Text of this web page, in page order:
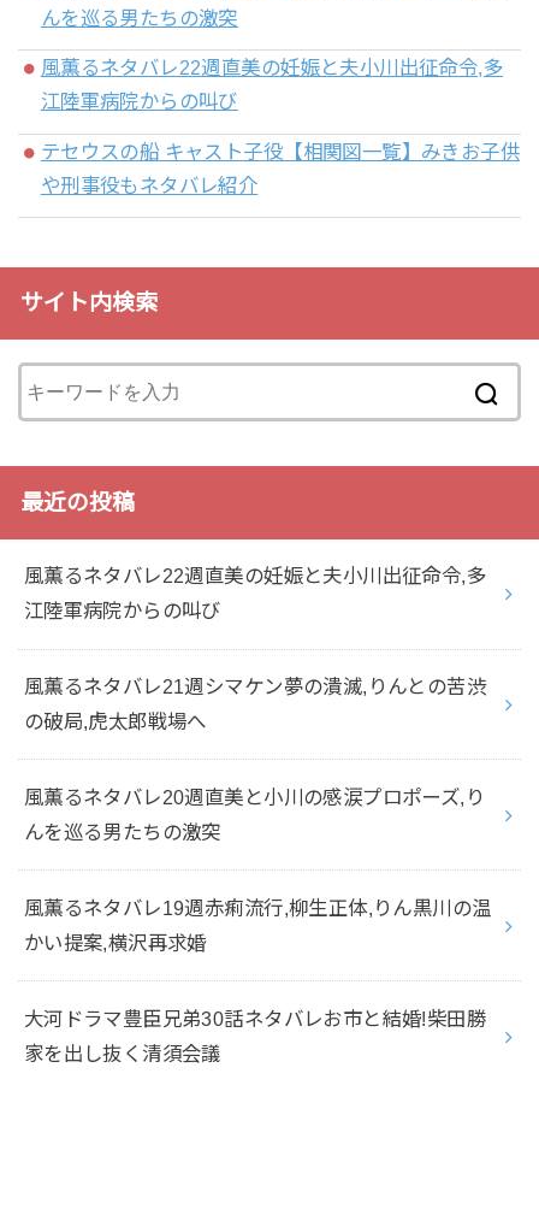
んを巡る男たちの激突
風薫るネタバレ22週直美の妊娠と夫小川出征命令,多
江陸軍病院からの叫び
テセウスの船 キャスト子役【相関図一覧】みきお子供
や刑事役もネタバレ紹介
サイト内検索
最近の投稿
風薫るネタバレ22週直美の妊娠と夫小川出征命令,多
江陸軍病院からの叫び
風薫るネタバレ21週シマケン夢の潰滅,りんとの苦渋
の破局,虎太郎戦場へ
風薫るネタバレ20週直美と小川の感涙プロポーズ,り
んを巡る男たちの激突
風薫るネタバレ19週赤痢流行,柳生正体,りん黒川の温
かい提案,横沢再求婚
大河ドラマ豊臣兄弟30話ネタバレお市と結婚!柴田勝
家を出し抜く清須会議